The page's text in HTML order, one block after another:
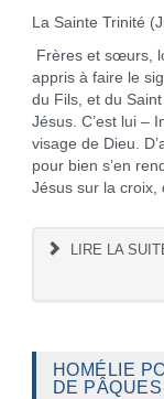
La Sainte Trinité
Frères et sœurs,
appris à faire le
du Fils, et du
Jésus. C’est lui –
visage de Dieu.
pour bien s’en
Jésus sur la croix,
LIRE LA
HOMÉLIE
DE